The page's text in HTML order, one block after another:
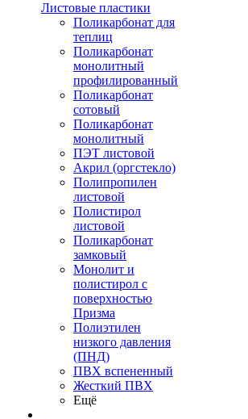
Листовые пластики
Поликарбонат для
теплиц
Поликарбонат
монолитный
профилированный
Поликарбонат
сотовый
Поликарбонат
монолитный
ПЭТ листовой
Акрил (оргстекло)
Полипропилен
листовой
Полистирол
листовой
Поликарбонат
замковый
Монолит и
полистирол с
поверхностью
Призма
Полиэтилен
низкого давления
(ПНД)
ПВХ вспененный
Жесткий ПВХ
Ещё